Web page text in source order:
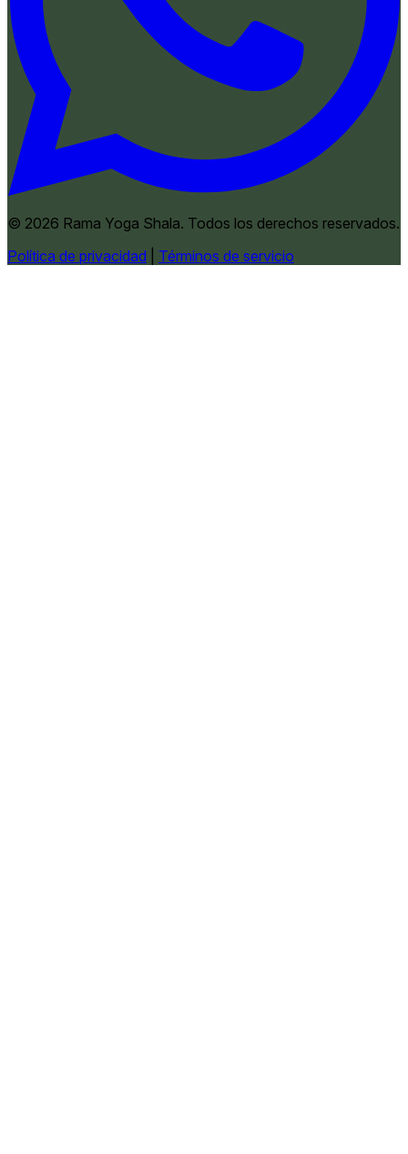
© 2026 Rama Yoga Shala. Todos los derechos reservados.
Política de privacidad
Términos de servicio